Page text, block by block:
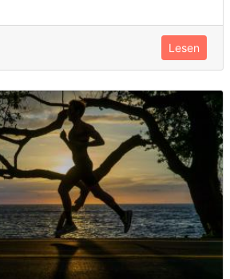
Lesen